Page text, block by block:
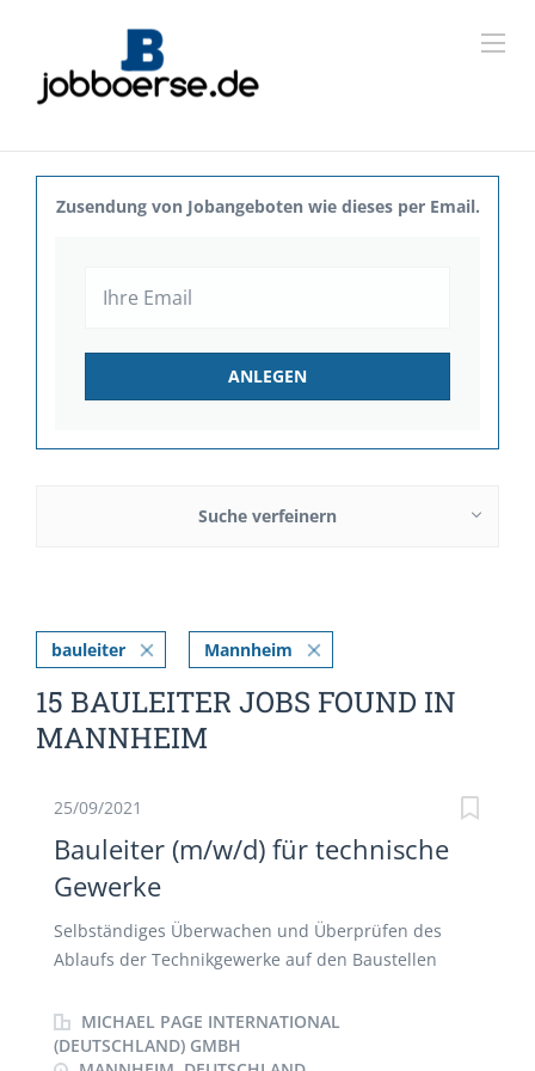
Zusendung von Jobangeboten wie dieses per Email.
Suche verfeinern
bauleiter Mannheim
15 BAULEITER JOBS FOUND IN
MANNHEIM
25/09/2021
Bauleiter (m/w/d) für technische
Gewerke
Selbständiges Überwachen und Überprüfen des
Ablaufs der Technikgewerke auf den Baustellen
Leistungen ausführenden Firmen Koordination
sämtlicher ausführender Firmen im Technik-Bereich
MICHAEL PAGE INTERNATIONAL
(DEUTSCHLAND) GMBH